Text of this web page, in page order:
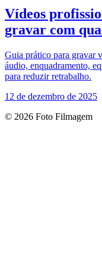
Vídeos
gravar com
Guia prático para gravar
áudio, enquadramento,
para reduzir retrabalho.
12 de dezembro de 2025
© 2026 Foto Filmagem